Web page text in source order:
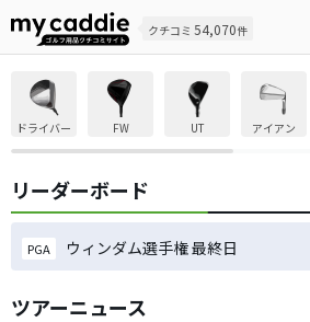
クチコミ 54,070件
ドライバー FW UT アイアン
リーダーボード
PGA ウィンダム選手権 最終日
ツアーニュース